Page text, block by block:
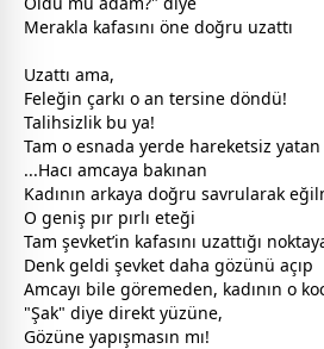
Merakla kafasını öne doğru uzattı
Uzattı ama,
Feleğin çarkı o an tersine döndü!
Talihsizlik bu ya!
Tam o esnada yerde hareketsiz yatan
...Hacı amcaya bakınan
Kadının arkaya doğru savrularak
O geniş pır pırlı eteği
Tam şevket’in kafasını uzattığı
Denk geldi şevket daha gözünü açıp
Amcayı bile göremeden, kadının o
"Şak" diye direkt yüzüne,
Gözüne yapışmasın mı!